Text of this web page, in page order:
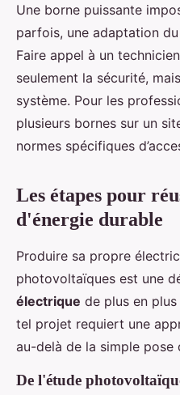
Une borne puissante
parfois, une adaptation
Faire appel à un
seulement la sécurité,
système. Pour les
plusieurs bornes sur un
normes spécifiques
Les étapes pour
d'énergie durable
Produire sa propre
photovoltaïques est une
électrique de plus en
tel projet requiert une
au-delà de la simple pose
De l'étude